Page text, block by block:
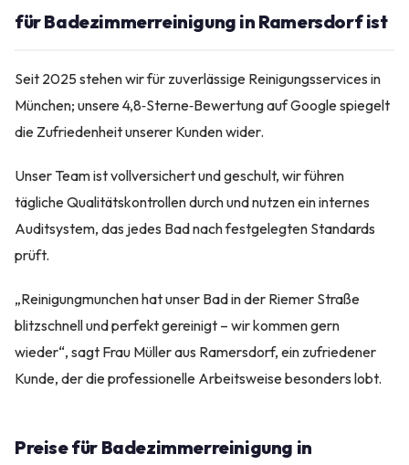
für Badezimmerreinigung in Ramersdorf ist
Seit 2025 stehen wir für zuverlässige Reinigungsservices in
München; unsere 4,8‑Sterne‑Bewertung auf Google spiegelt
die Zufriedenheit unserer Kunden wider.
Unser Team ist vollversichert und geschult, wir führen
tägliche Qualitätskontrollen durch und nutzen ein internes
Auditsystem, das jedes Bad nach festgelegten Standards
prüft.
„Reinigungmunchen hat unser Bad in der Riemer Straße
blitzschnell und perfekt gereinigt – wir kommen gern
wieder“, sagt Frau Müller aus Ramersdorf, ein zufriedener
Kunde, der die professionelle Arbeitsweise besonders lobt.
Preise für Badezimmerreinigung in